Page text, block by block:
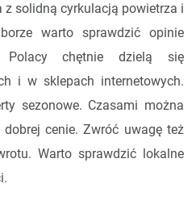
z solidną cyrkulacją powietrza i
warto sprawdzić opinie
Polacy chętnie dzielą się
i w sklepach internetowych.
sezonowe. Czasami można
cenie. Zwróć uwagę też
Warto sprawdzić lokalne